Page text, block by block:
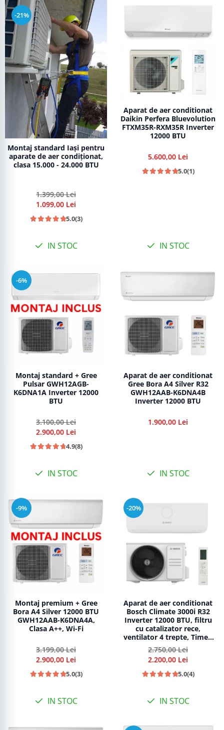
-21%
Montaj standard Iași pentru
aparate de aer condiționat,
clasa 15.000 - 24.000 BTU
1.399,00 Lei
1.099,00 Lei
5.0(3)
IN STOC
Aparat de aer conditionat
Daikin Perfera Bluevolution
FTXM35R-RXM35R Inverter
12000 BTU
5.600,00 Lei
5.0(1)
IN STOC
-6%
Montaj standard + Gree
Pulsar GWH12AGB-
K6DNA1A Inverter 12000
BTU
3.100,00 Lei
2.900,00 Lei
4.9(8)
IN STOC
Aparat de aer conditionat
Gree Bora A4 Silver R32
GWH12AAB-K6DNA4B
Inverter 12000 BTU
1.900,00 Lei
IN STOC
-9%
Montaj premium + Gree
Bora A4 Silver 12000 BTU
GWH12AAB-K6DNA4A,
Clasa A++, Wi-Fi
3.199,00 Lei
2.900,00 Lei
5.0(3)
IN STOC
-20%
Aparat de aer conditionat
Bosch Climate 3000i R32
Inverter 12000 BTU, filtru
cu catalizator rece,
ventilator 4 trepte, Timer,
Follow Me, i-Clean,
repornire automata,
CL3000iU W 35 E - CL3000i
35 E
2.750,00 Lei
2.200,00 Lei
5.0(4)
IN STOC